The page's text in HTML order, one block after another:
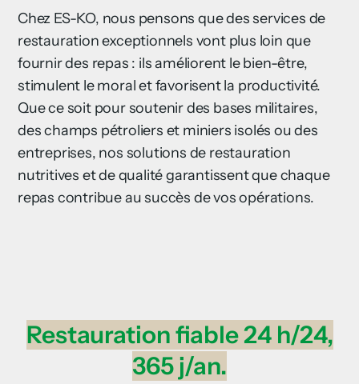
Chez ES-KO, nous pensons que des services de
restauration exceptionnels vont plus loin que
fournir des repas : ils améliorent le bien-être,
stimulent le moral et favorisent la productivité.
Que ce soit pour soutenir des bases militaires,
des champs pétroliers et miniers isolés ou des
entreprises, nos solutions de restauration
nutritives et de qualité garantissent que chaque
repas contribue au succès de vos opérations.
Restauration fiable 24 h/24,
365 j/an.